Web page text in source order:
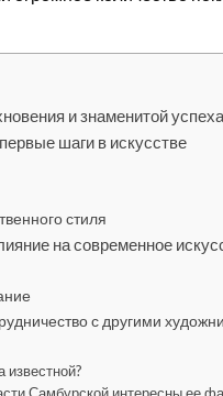
и знаменитой успеха
шаги в искусстве
стиля
на современное
с другими
известной?